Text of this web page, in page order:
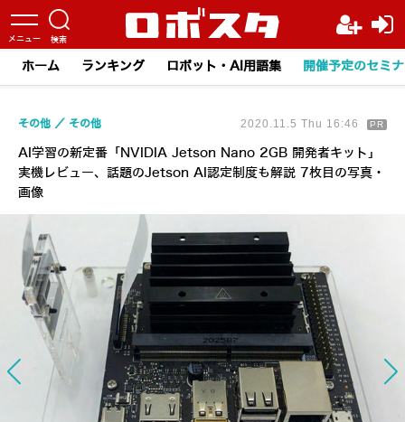
ホーム ランキング ロボット・AI用語集 開催予定のセミ
AI学習の新定番「NVIDIA Jetson Nano 2GB 開発者キット」
実機レビュー、話題のJetson AI認定制度も解説 7枚目の写真・
画像
その他 その他 2020.11.5 Thu 16:46 PR